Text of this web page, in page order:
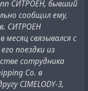
CИТРОЕН, бывший
сообщил ему,
CИТРОЕН
связывался с
поездки из
сотрудника
Co. в
CIMELODY-3,